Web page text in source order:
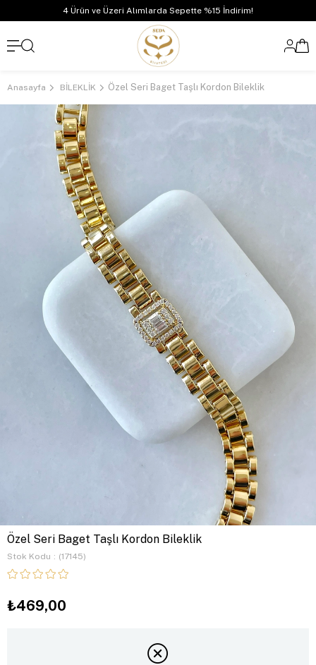
4 Ürün ve Üzeri Alımlarda Sepette %15 İndirim!
Anasayfa BİLEKLİK Özel Seri Baget Taşlı Kordon Bileklik
Özel Seri Baget Taşlı Kordon Bileklik
Stok Kodu (17145)
₺469,00